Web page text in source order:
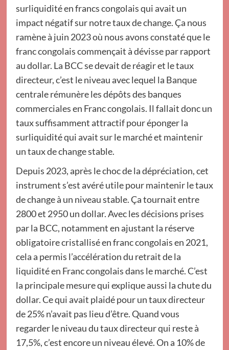
surliquidité en francs congolais qui avait un
impact négatif sur notre taux de change. Ça nous
ramène à juin 2023 où nous avons constaté que le
franc congolais commençait à dévisse par rapport
au dollar. La BCC se devait de réagir et le taux
directeur, c’est le niveau avec lequel la Banque
centrale rémunère les dépôts des banques
commerciales en Franc congolais. Il fallait donc un
taux suffisamment attractif pour éponger la
surliquidité qui avait sur le marché et maintenir
un taux de change stable.
Depuis 2023, après le choc de la dépréciation, cet
instrument s’est avéré utile pour maintenir le taux
de change à un niveau stable. Ça tournait entre
2800 et 2950 un dollar. Avec les décisions prises
par la BCC, notamment en ajustant la réserve
obligatoire cristallisé en franc congolais en 2021,
cela a permis l’accélération du retrait de la
liquidité en Franc congolais dans le marché. C’est
la principale mesure qui explique aussi la chute du
dollar. Ce qui avait plaidé pour un taux directeur
de 25% n’avait pas lieu d’être. Quand vous
regarder le niveau du taux directeur qui reste à
17,5%, c’est encore un niveau élevé. On a 10% de